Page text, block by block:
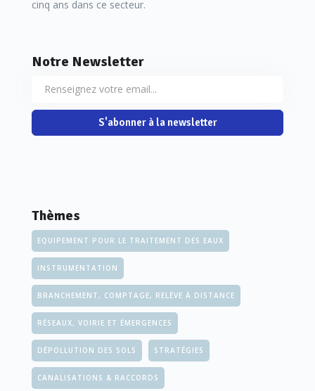
cinq ans dans ce secteur.
Notre Newsletter
S'abonner à la newsletter
Thèmes
EQUIPEMENT POUR LE TRAITEMENT DES EAUX
INSTRUMENTATION
BRANCHEMENT, COMPTAGE, RELÈVE À DISTANCE
RÉSEAUX, VOIRIE ET ÉMERGENCES
DÉPOLLUTION DES SOLS STRATÉGIES
CANALISATIONS & RACCORDS